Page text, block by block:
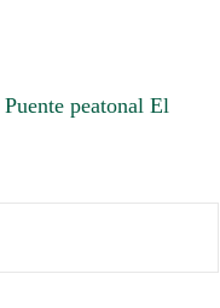
Puente peatonal El